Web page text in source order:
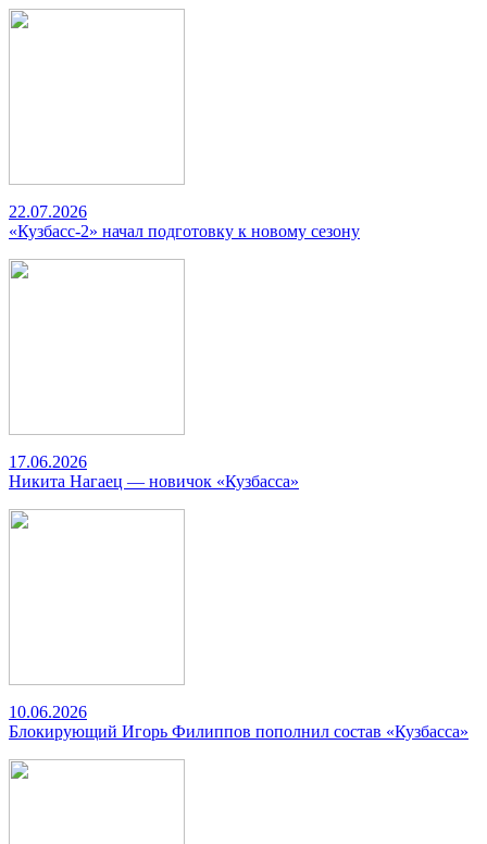
22.07.2026
«Кузбасс-2» начал подготовку к новому сезону
17.06.2026
Никита Нагаец — новичок «Кузбасса»
10.06.2026
Блокирующий Игорь Филиппов пополнил состав «Кузбасса»